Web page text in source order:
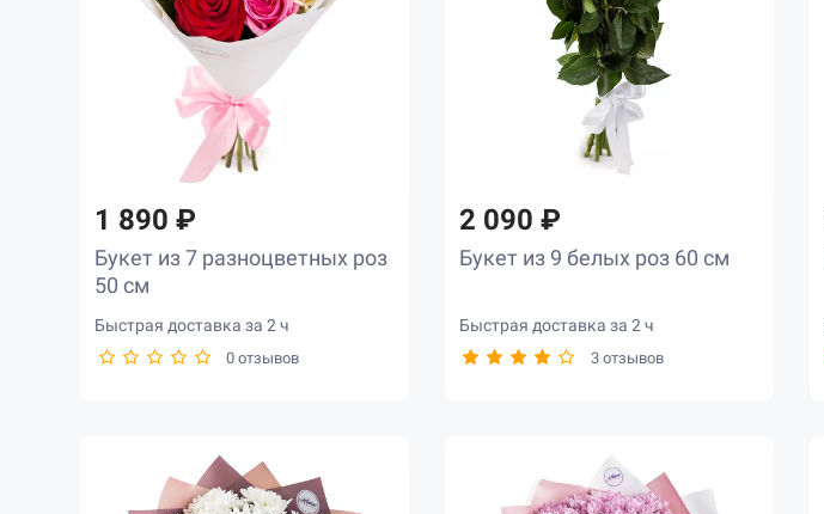
1 890 ₽
Букет из 7 разноцветных роз
50 см
Быстрая доставка за 2 ч
0 отзывов
2 090 ₽
Букет из 9 белых роз 60 см
Быстрая доставка за 2 ч
3 отзывов